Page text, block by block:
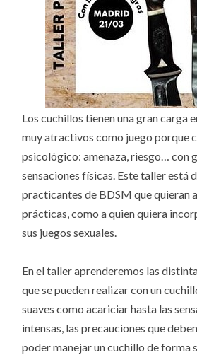
Los cuchillos tienen una gran carga
muy atractivos como juego porque
psicológico: amenaza, riesgo… con
sensaciones físicas. Este taller está
practicantes de BDSM que quieran
prácticas, como a quien quiera
sus juegos sexuales.
En el taller aprenderemos las
que se pueden realizar con un
suaves como acariciar hasta las
intensas, las precauciones que
poder manejar un cuchillo de forma